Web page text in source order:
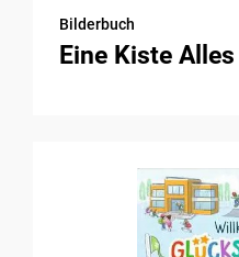
Bilderbuch
Eine Kiste Alles